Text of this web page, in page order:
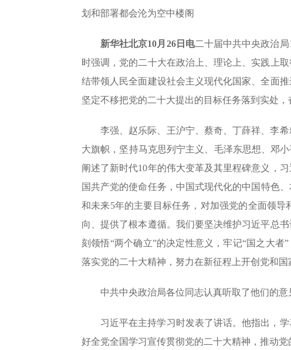
划和部署都会沦为空中楼阁
新华社北京10月26日电二十届中共中央政治
时强调，党的二十大在政治上、理论上、实践上
结带领人民全面建设社会主义现代化国家、全面
坚定不移把党的二十大提出的目标任务落到实处
李强、赵乐际、王沪宁、蔡奇、丁薛祥、李
大旗帜，坚持马克思列宁主义、毛泽东思想、邓
阐述了新时代10年的伟大变革及其里程碑意义，
国共产党的使命任务，中国式现代化的中国特色
和未来5年的主要目标任务，对加强党的全面领
向、提供了根本遵循。我们要坚决维护习近平总
刻领悟“两个确立”的决定性意义，牢记“国之大者
落实党的二十大精神，努力在新征程上开创党和国
中共中央政治局各位同志认真听取了他们的意
习近平在主持学习时发表了讲话。他指出，
好全党全国学习宣传贯彻党的二十大精神，推动